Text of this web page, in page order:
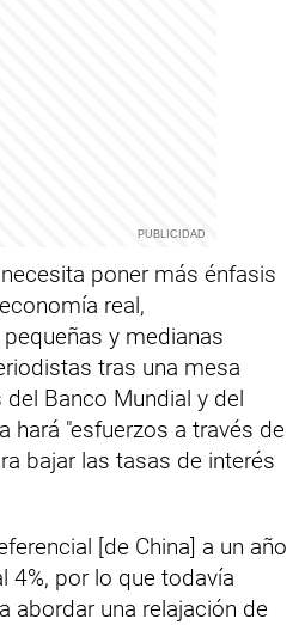
poner más énfasis
real,
y medianas
tras una mesa
Banco Mundial y del
hará "esfuerzos a través de
bajar las tasas de interés
[de China] a un año
4%, por lo que todavía
abordar una relajación de